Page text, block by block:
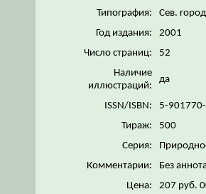
Типография:
Сев.
Год издания:
2001
Число страниц:
52
Наличие
иллюстраций:
да
ISSN/ISBN:
5-
Тираж:
500
Серия:
Комментарии:
Без
Цена:
207 руб.